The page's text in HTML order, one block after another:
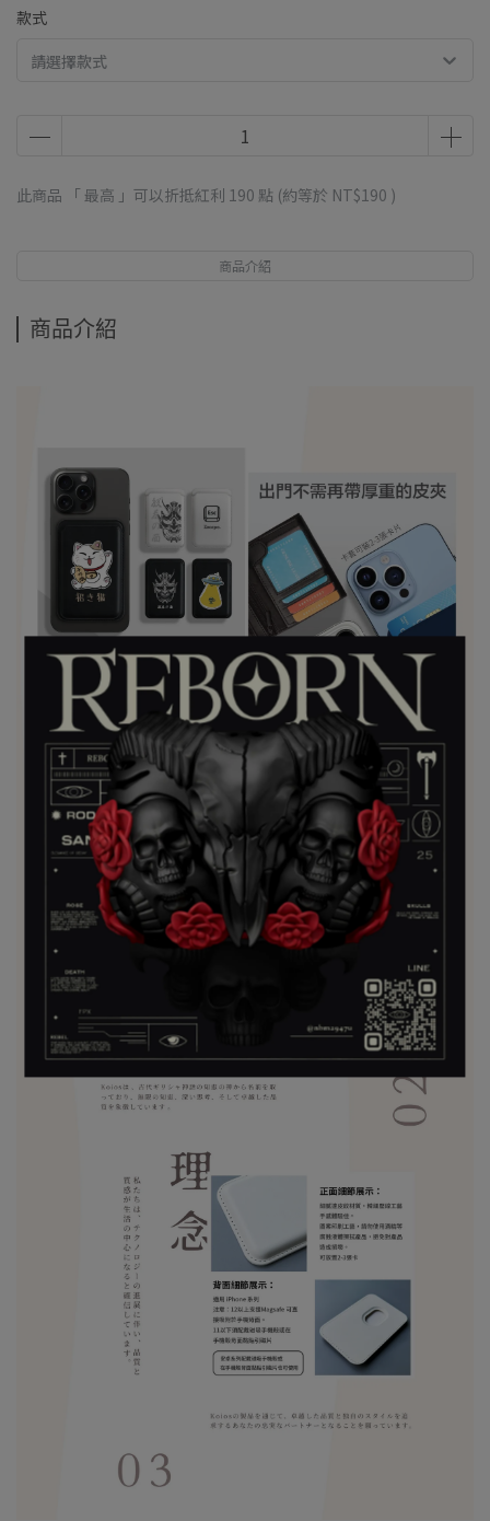
款式
請選擇款式
此商品 「 最高 」可以折抵紅利 190 點 (約等於 NT$190 )
商品介紹
商品介紹